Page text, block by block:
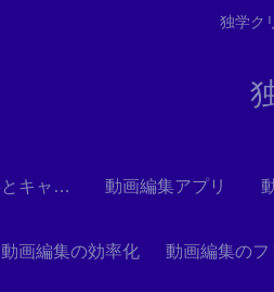
独学ク
動画編集の仕事とキャリア 動画編集アプリ
動画編集の効率化